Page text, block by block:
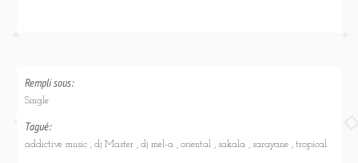
Rempli sous:
Single
Tagué:
addictive music dj Master dj mel-a oriental sakala sarayane tropical